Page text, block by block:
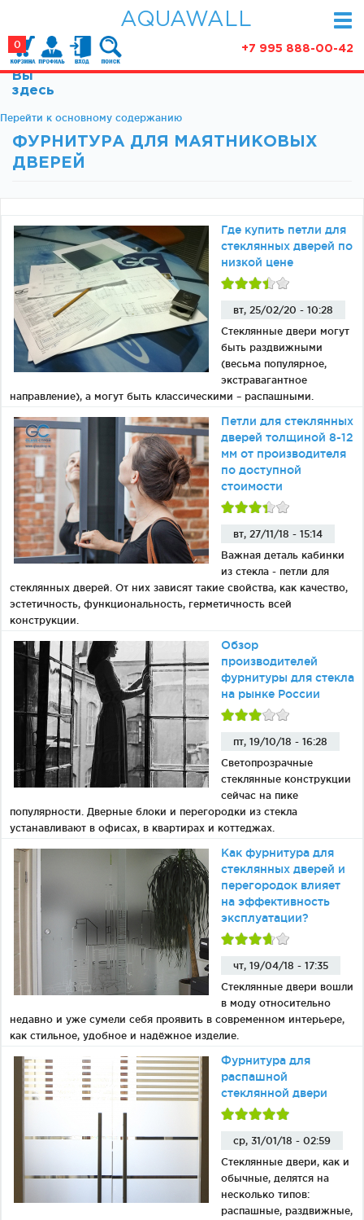
Перейти к основному содержанию
AQUAWALL
+7 995 888-00-42
0
КАТАЛОГ
Фурнитура для раздвижных дверей (закрытые
Фурнитура для раздвижных дверей (открытые
механизмы)
Доводчики
Замки и ответки
Зажимные профили
Фурнитура для межкомнатных дверей
Фурнитура для душевых ограждений (раздвижная
серия)
Фурнитура для душевых ограждений (распашная серия)
Двери межкомнатные цельностеклянные
АКЦИИ
ПАРТНЕРСТВО
КОНТАКТЫ
Вы
здесь
ФУРНИТУРА ДЛЯ МАЯТНИКОВЫХ
ДВЕРЕЙ
Где купить петли для
стеклянных дверей по
низкой цене
вт, 25/02/20 - 10:28
Стеклянные двери могут
быть раздвижными
(весьма популярное,
экстравагантное
направление), а могут быть классическими – распашными.
Петли для стеклянных
дверей толщиной 8-12
мм от производителя
по доступной
стоимости
вт, 27/11/18 - 15:14
Важная деталь кабинки
из стекла - петли для
стеклянных дверей.
От них зависят такие свойства, как качество,
эстетичность, функциональность, герметичность всей
конструкции.
Обзор
производителей
фурнитуры для стекла
на рынке России
пт, 19/10/18 - 16:28
Светопрозрачные
стеклянные конструкции
сейчас на пике
популярности. Дверные блоки и перегородки из стекла
устанавливают в офисах, в квартирах и коттеджах.
Как фурнитура для
стеклянных дверей и
перегородок влияет
на эффективность
эксплуатации?
чт, 19/04/18 - 17:35
Стеклянные двери вошли
в моду относительно
недавно и уже сумели себя проявить в современном интерьере,
как стильное, удобное и надёжное изделие.
Фурнитура для
распашной
стеклянной двери
ср, 31/01/18 - 02:59
Стеклянные двери, как и
обычные, делятся на
несколько типов:
распашные, раздвижные,